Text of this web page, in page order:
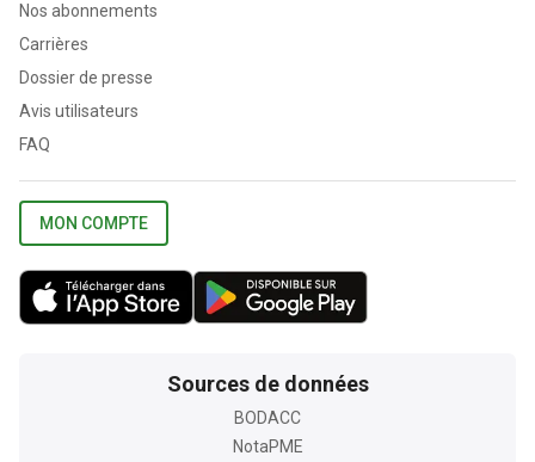
Nos abonnements
Carrières
Dossier de presse
Avis utilisateurs
FAQ
MON COMPTE
Sources de données
BODACC
NotaPME